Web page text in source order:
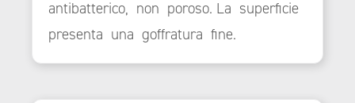
antibatterico, non poroso. La superficie
presenta una goffratura fine.